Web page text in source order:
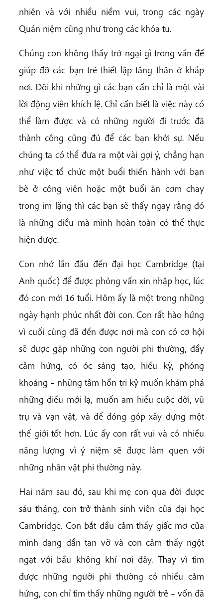
nhiên và với nhiều niềm vui, trong các ngày
Quán niệm cũng như trong các khóa tu.
Chúng con không thấy trở ngại gì trong vấn đề
giúp đỡ các bạn trẻ thiết lập tăng thân ở khắp
nơi. Đôi khi những gì các bạn cần chỉ là một vài
lời động viên khích lệ. Chỉ cần biết là việc này có
thể làm được và có những người đi trước đã
thành công cũng đủ để các bạn khởi sự. Nếu
chúng ta có thể đưa ra một vài gợi ý, chẳng hạn
như việc tổ chức một buổi thiền hành với bạn
bè ở công viên hoặc một buổi ăn cơm chay
trong im lặng thì các bạn sẽ thấy ngay rằng đó
là những điều mà mình hoàn toàn có thể thực
hiện được.
Con nhớ lần đầu đến đại học Cambridge (tại
Anh quốc) để được phỏng vấn xin nhập học, lúc
đó con mới 16 tuổi. Hôm ấy là một trong những
ngày hạnh phúc nhất đời con. Con rất hào hứng
vì cuối cùng đã đến được nơi mà con có cơ hội
sẽ được gặp những con người phi thường, đầy
cảm hứng, có óc sáng tạo, hiếu kỳ, phóng
khoáng – những tâm hồn tri kỷ muốn khám phá
những điều mới lạ, muốn am hiểu cuộc đời, vũ
trụ và vạn vật, và để đóng góp xây dựng một
thế giới tốt hơn. Lúc ấy con rất vui và có nhiều
năng lượng vì ý niệm sẽ được làm quen với
những nhân vật phi thường này.
Hai năm sau đó, sau khi mẹ con qua đời được
sáu tháng, con trở thành sinh viên của đại học
Cambridge. Con bắt đầu cảm thấy giấc mơ của
mình đang dần tan vỡ và con cảm thấy ngột
ngạt với bầu không khí nơi đây. Thay vì tìm
được những người phi thường có nhiều cảm
hứng, con chỉ tìm thấy những người trẻ – vốn đã